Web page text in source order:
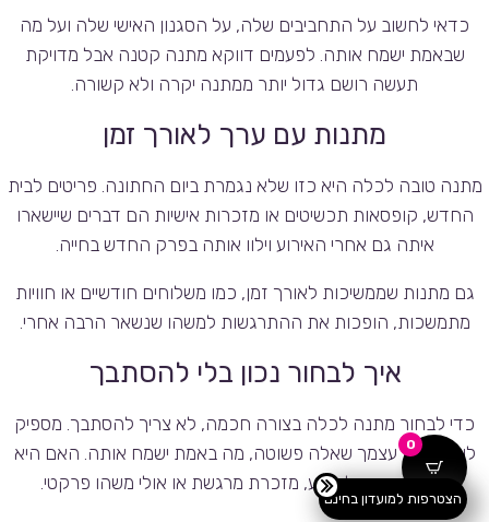
כדאי לחשוב על התחביבים שלה, על הסגנון האישי שלה ועל מה
שבאמת ישמח אותה. לפעמים דווקא מתנה קטנה אבל מדויקת
תעשה רושם גדול יותר ממתנה יקרה ולא קשורה.
מתנות עם ערך לאורך זמן
מתנה טובה לכלה היא כזו שלא נגמרת ביום החתונה. פריטים לבית
החדש, קופסאות תכשיטים או מזכרות אישיות הם דברים שיישארו
איתה גם אחרי האירוע וילוו אותה בפרק החדש בחייה.
גם מתנות שממשיכות לאורך זמן, כמו משלוחים חודשיים או חוויות
מתמשכות, הופכות את ההתרגשות למשהו שנשאר הרבה אחרי.
איך לבחור נכון בלי להסתבך
כדי לבחור מתנה לכלה בצורה חכמה, לא צריך להסתבך. מספיק
לשאול את עצמך שאלה פשוטה, מה באמת ישמח אותה. האם היא
צריכה רגע של רוגע, מזכרת מרגשת או אולי משהו פרקטי.
0
הצטרפות למועדון בחינם